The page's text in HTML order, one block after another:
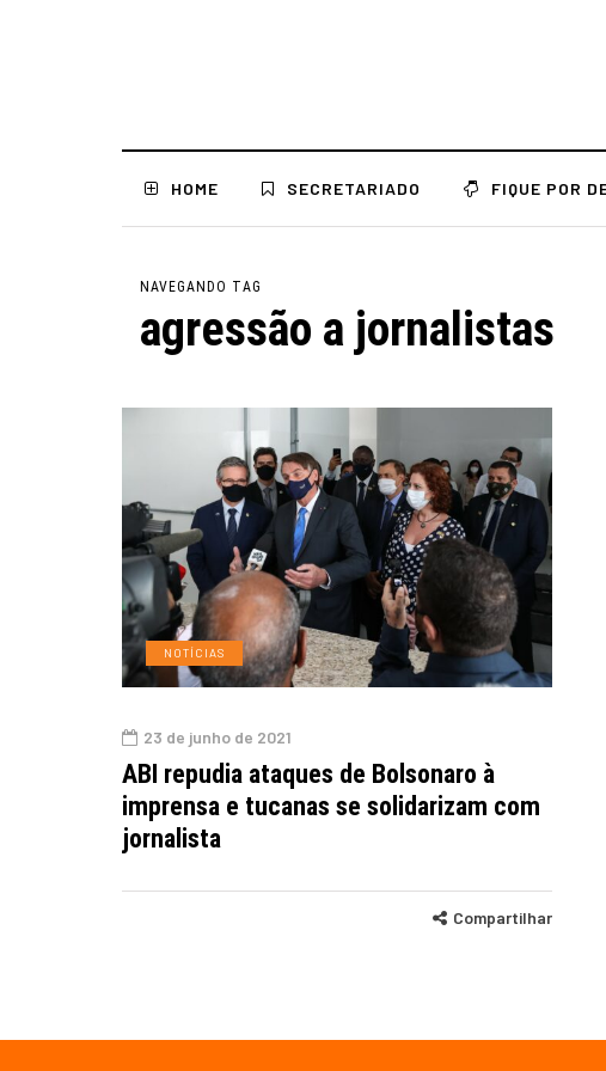
HOME SECRETARIADO FIQUE POR
NAVEGANDO TAG
agressão a jornalistas
NOTÍCIAS
23 de junho de 2021
ABI repudia ataques de Bolsonaro à
imprensa e tucanas se solidarizam com
jornalista
Compartilhar